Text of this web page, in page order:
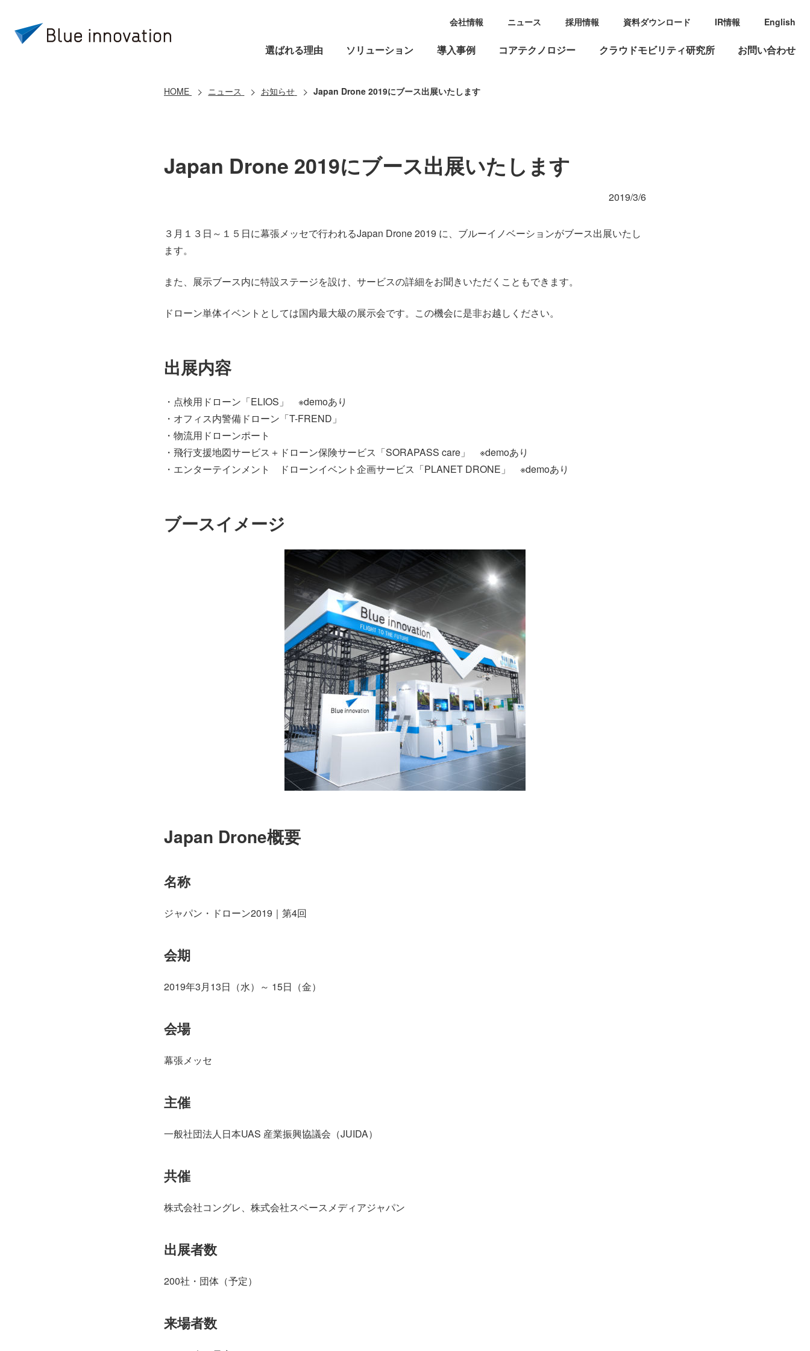
選ばれる理由 ソリューション 導入事例 コアテクノロジー クラウドモビリティ研究所 お問い合わせ
会社情報 ニュース 採用情報 資料ダウンロード IR情報 English
HOME ニュース お知らせ Japan Drone 2019にブース出展いたします
Japan Drone 2019にブース出展いたします
2019/3/6
３月１３日～１５日に幕張メッセで行われるJapan Drone 2019 に、ブルーイノベーションがブース出展いたし
ます。
また、展示ブース内に特設ステージを設け、サービスの詳細をお聞きいただくこともできます。
ドローン単体イベントとしては国内最大級の展示会です。この機会に是非お越しください。
出展内容
・点検用ドローン「ELIOS」 ※demoあり
・オフィス内警備ドローン「T-FREND」
・物流用ドローンポート
・飛行支援地図サービス＋ドローン保険サービス「SORAPASS care」 ※demoあり
・エンターテインメント ドローンイベント企画サービス「PLANET DRONE」 ※demoあり
ブースイメージ
Japan Drone概要
名称
ジャパン・ドローン2019｜第4回
会期
2019年3月13日（水）～ 15日（金）
会場
幕張メッセ
主催
一般社団法人日本UAS 産業振興協議会（JUIDA）
共催
株式会社コングレ、株式会社スペースメディアジャパン
出展者数
200社・団体（予定）
来場者数